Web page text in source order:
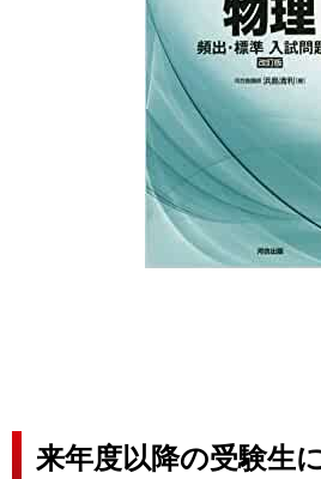
来年度以降の受験生